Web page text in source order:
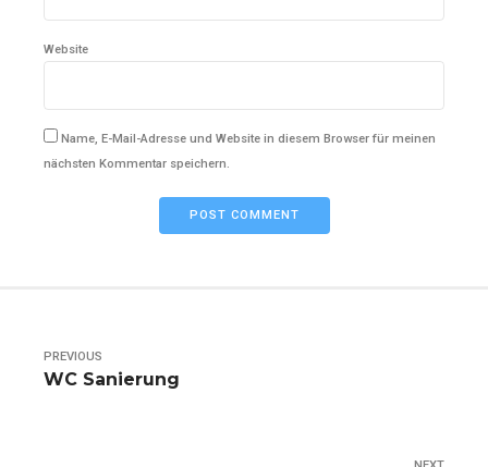
Website
Name, E-Mail-Adresse und Website in diesem Browser für meinen
nächsten Kommentar speichern.
POST COMMENT
PREVIOUS
WC Sanierung